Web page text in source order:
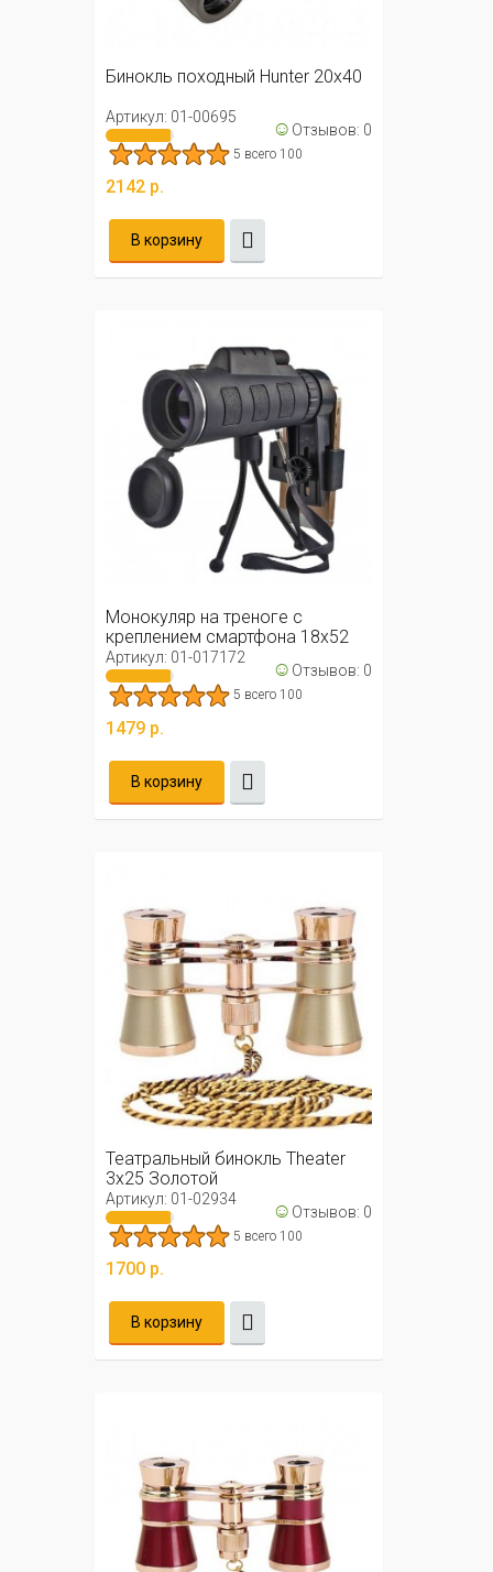
Бинокль походный Hunter 20х40
Артикул: 01-00695 ☺ Отзывов: 0
5 всего 100
2142 р.
В корзину
Монокуляр на треноге с
креплением смартфона 18х52
Артикул: 01-017172 ☺ Отзывов: 0
5 всего 100
1479 р.
В корзину
Театральный бинокль Theater
3x25 Золотой
Артикул: 01-02934 ☺ Отзывов: 0
5 всего 100
1700 р.
В корзину